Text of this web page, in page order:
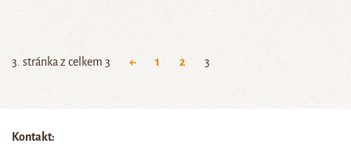
3. stránka z celkem 3 ← 1 2 3
Kontakt: